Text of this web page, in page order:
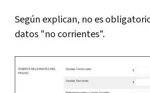
Según explican, no es
datos "no corrientes".